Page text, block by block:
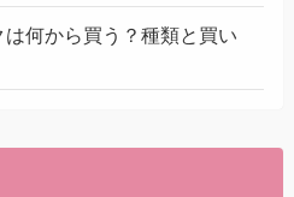
何から買う？種類と買い